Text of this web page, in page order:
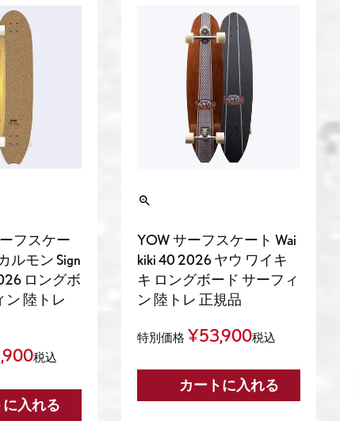
フスケー
ルモン Sign
ロングボ
ン 陸トレ
税込
に入れる
YOW サーフスケート Wai
kiki 40 2026 ヤウ ワイキ
キ ロングボード サーフィ
ン 陸トレ 正規品
特別価格 ¥53,900税込
カートに入れる